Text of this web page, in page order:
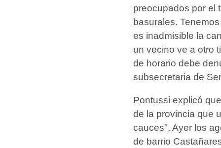
preocupados por el
basurales.
es inadmisible la
un vecino ve a otro
de horario debe
subsecretaria de
Pontussi explicó
de la provincia que
cauces". Ayer los
de barrio